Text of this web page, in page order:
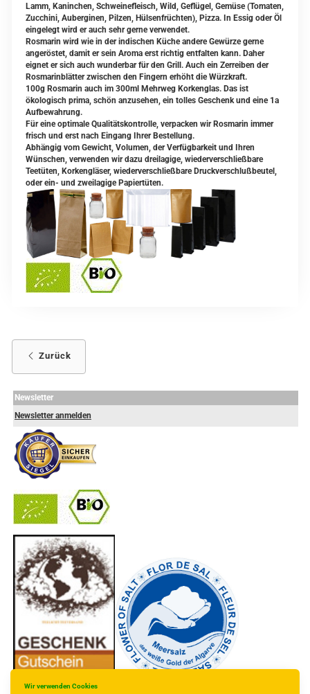
Wir verwenden Cookies
Lamm, Kaninchen, Schweinefleisch, Wild, Geflügel, Gemüse (Tomaten,
Zucchini, Auberginen, Pilzen, Hülsenfrüchten), Pizza. In Essig oder Öl
eingelegt wird er auch sehr gerne verwendet.
Rosmarin wird wie in der indischen Küche andere Gewürze gerne
angeröstet, damit er sein Aroma erst richtig entfalten kann. Daher
eignet er sich auch wunderbar für den Grill. Auch ein Zerreiben der
Rosmarinblätter zwischen den Fingern erhöht die Würzkraft.
100g Rosmarin auch im 300ml Mehrweg Korkenglas. Das ist
ökologisch prima, schön anzusehen, ein tolles Geschenk und eine 1a
Aufbewahrung.
Für eine optimale Qualitätskontrolle, verpacken wir Rosmarin immer
frisch und erst nach Eingang Ihrer Bestellung.
Abhängig vom Gewicht, Volumen, der Verfügbarkeit und Ihren
Wünschen, verwenden wir dazu dreilagige, wiederverschließbare
Teetüten, Korkengläser, wiederverschließbare Druckverschlußbeutel,
oder ein- und zweilagige Papiertüten.
Zurück
Newsletter
Newsletter anmelden